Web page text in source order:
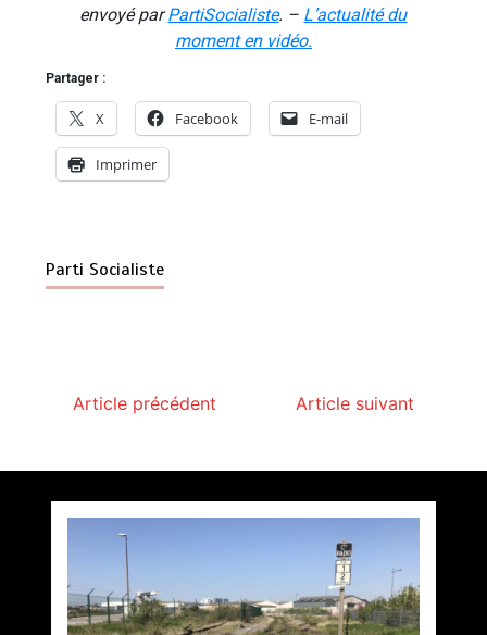
envoyé parPartiSocialiste. – L’actualité du
moment en vidéo.
Partager :
X Facebook E-mail
Imprimer
Parti Socialiste
Article précédent Article suivant
Éthique et probité à Calais ???
Accès au bus et tri sélectif !!!
parPhilippe BLET
16 avril 2024
2 minutes
2 ans